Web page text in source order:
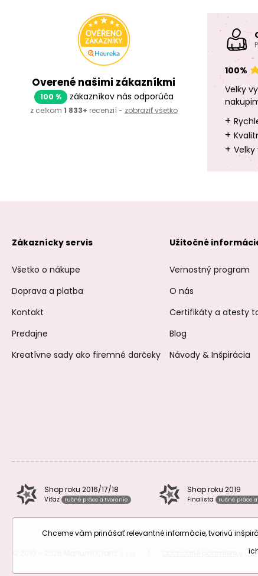
Overené našimi zákazníkmi
100 % zákazníkov nás odporúča
z celkom 1 833+ recenzií - zobraziť všetko
100%
Velky
+
+
+
Zákaznícky servis
Všetko o nákupe
Doprava a platba
Kontakt
Predajne
Kreatívne sady ako firemné darčeky
Užitočné
Vernostný program
O nás
Certifikáty a atesty
Blog
Návody & Inšpirácia
Shop roku 2016/17/18
Víťaz ručné práce a tvorenie
Shop roku 2019
Finalista ručné práce
|
Chceme vám prinášať relevantné informácie, tvorivú